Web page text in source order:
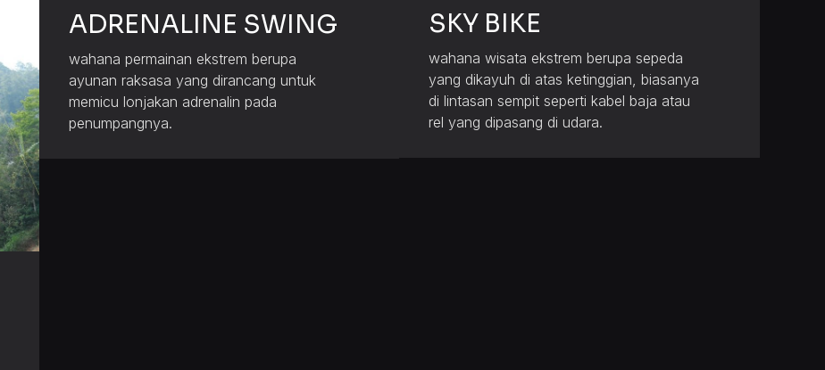
ADRENALINE SWING
wahana permainan ekstrem berupa
ayunan raksasa yang dirancang untuk
memicu lonjakan adrenalin pada
penumpangnya.
SKY BIKE
wahana wisata ekstrem berupa sepeda
yang dikayuh di atas ketinggian, biasanya
di lintasan sempit seperti kabel baja atau
rel yang dipasang di udara.